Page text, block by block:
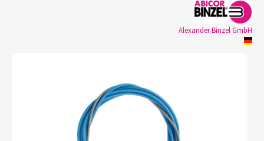
Alexander Binzel GmbH